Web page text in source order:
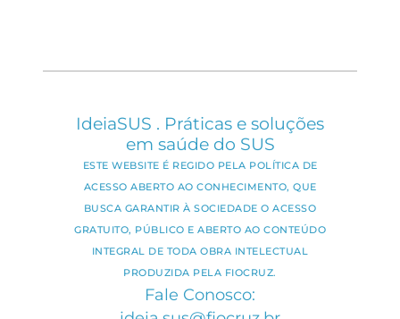
IdeiaSUS . Práticas e soluções
em saúde do SUS
ESTE WEBSITE É REGIDO PELA POLÍTICA DE
ACESSO ABERTO AO CONHECIMENTO, QUE
BUSCA GARANTIR À SOCIEDADE O ACESSO
GRATUITO, PÚBLICO E ABERTO AO CONTEÚDO
INTEGRAL DE TODA OBRA INTELECTUAL
PRODUZIDA PELA FIOCRUZ.
Fale Conosco: